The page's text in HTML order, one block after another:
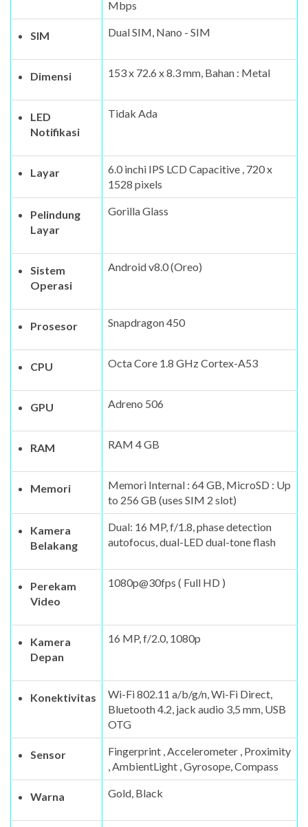
Mbps
SIM Dual SIM, Nano - SIM
Dimensi 153 x 72.6 x 8.3 mm, Bahan : Metal
LED
Notifikasi
Tidak Ada
Layar
6.0 inchi IPS LCD Capacitive , 720 x
1528 pixels
Pelindung
Layar
Gorilla Glass
Sistem
Operasi
Android v8.0 (Oreo)
Prosesor Snapdragon 450
CPU Octa Core 1.8 GHz Cortex-A53
GPU Adreno 506
RAM RAM 4 GB
Memori
Memori Internal : 64 GB, MicroSD : Up
to 256 GB (uses SIM 2 slot)
Kamera
Belakang
Dual: 16 MP, f/1.8, phase detection
autofocus, dual-LED dual-tone flash
Perekam
Video
1080p@30fps ( Full HD )
Kamera
Depan
16 MP, f/2.0, 1080p
Konektivitas
Wi-Fi 802.11 a/b/g/n, Wi-Fi Direct,
Bluetooth 4.2, jack audio 3,5 mm, USB
OTG
Sensor
Fingerprint , Accelerometer , Proximity
, AmbientLight , Gyrosope, Compass
Warna Gold, Black